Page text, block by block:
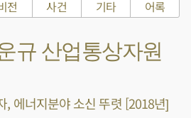
전 사건 기타 어록
규 산업통상자원
, 에너지분야 소신 뚜렷 [2018년]